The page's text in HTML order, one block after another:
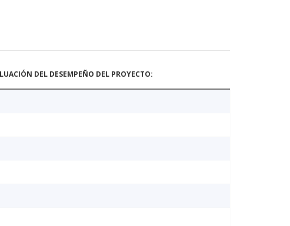
DEL DESEMPEÑO DEL PROYECTO: